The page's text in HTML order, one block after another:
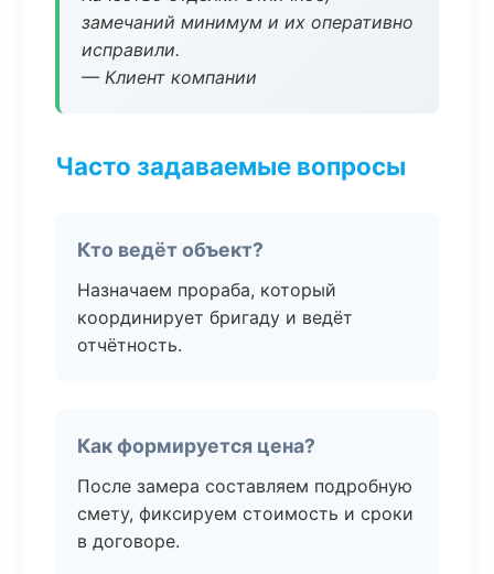
замечаний минимум и их оперативно
исправили.
— Клиент компании
Часто задаваемые вопросы
Кто ведёт объект?
Назначаем прораба, который
координирует бригаду и ведёт
отчётность.
Как формируется цена?
После замера составляем подробную
смету, фиксируем стоимость и сроки
в договоре.